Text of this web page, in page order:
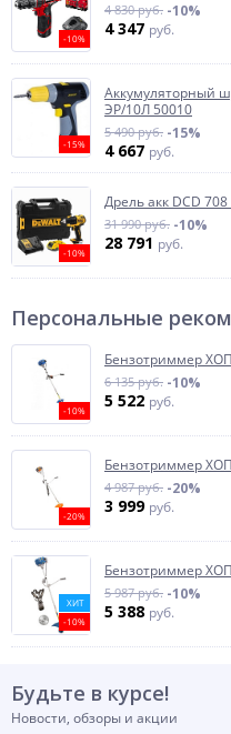
-10%
4 830 руб. -10%
4 347 руб.
-15%
Аккумуляторный
ЭР/10Л 50010
5 490 руб. -15%
4 667 руб.
-10%
Дрель акк DCD
31 990 руб. -10%
28 791 руб.
Персональные
-10%
Бензотриммер
6 135 руб. -10%
5 522 руб.
-20%
Бензотриммер
4 987 руб. -20%
3 999 руб.
ХИТ
-10%
Бензотриммер
5 987 руб. -10%
5 388 руб.
Будьте в курсе!
Новости, обзоры и акции